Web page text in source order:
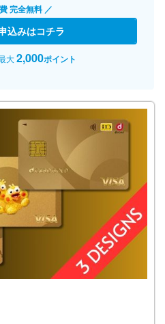
完全無料 ／
込みはコチラ
大2,000ポイント